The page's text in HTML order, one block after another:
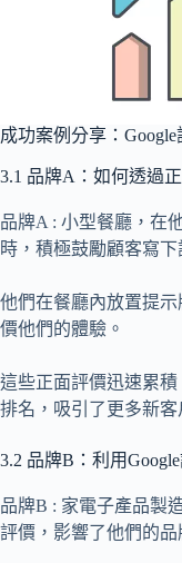
成功案例分享：
3.1 品牌A：如何透過
品牌A : 小型餐廳，在
時，積極鼓勵顧客寫下
他們在餐廳內放置提
價他們的體驗。
這些正面評價迅速累
排名，吸引了更多新客
3.2 品牌B：利用
品牌B : 家電子產品製
評價，影響了他們的品